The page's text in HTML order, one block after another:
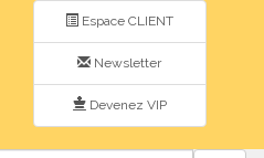
Espace CLIENT
Newsletter
Devenez VIP